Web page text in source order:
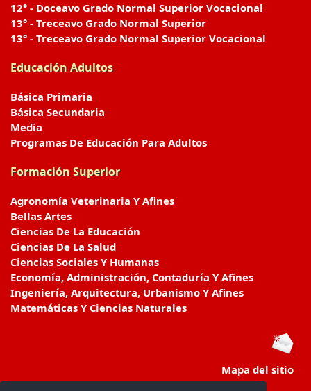
12° - Doceavo Grado Normal Superior Vocacional
13° - Treceavo Grado Normal Superior
13° - Treceavo Grado Normal Superior Vocacional
Educación Adultos
Básica Primaria
Básica Secundaria
Media
Programas De Educación Para Adultos
Formación Superior
Agronomía Veterinaria Y Afines
Bellas Artes
Ciencias De La Educación
Ciencias De La Salud
Ciencias Sociales Y Humanas
Economía, Administración, Contaduría Y Afines
Ingeniería, Arquitectura, Urbanismo Y Afines
Matemáticas Y Ciencias Naturales
Mapa del sitio